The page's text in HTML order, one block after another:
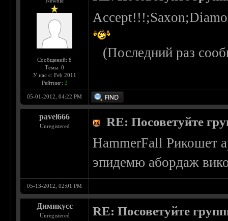
Сообщений: 8
Темы: 0
У нас с: Feb 2011
Рейтинг: 2
(Последний раз
05-01-2012, 04:22 PM
pavel666
Unregistered RE: Посоветуйте
HammerFall Рикошет
эпидемю абордаж
05-13-2012, 02:01 PM
Димикусс
Unregistered RE: Посоветуйте